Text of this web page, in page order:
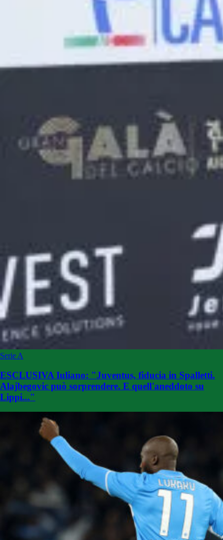
Serie A
ESCLUSIVA Iuliano: "Juventus, fiducia in Spalletti.
Alajbegovic può sorprendere. E quell'aneddoto su
Lippi..."